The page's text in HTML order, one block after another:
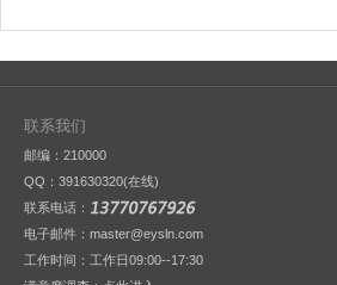
联系我们
邮编：210000
QQ： 391630320(在线)
联系电话：
电子邮件：master@eysln.com
工作时间：工作日09:00--17:30